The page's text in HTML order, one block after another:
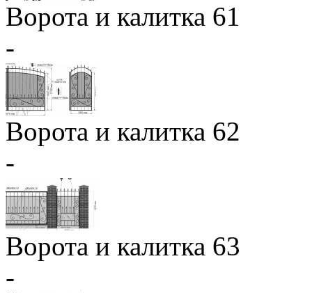
Ворота и калитка 61
-
Ворота и калитка 62
-
Ворота и калитка 63
-